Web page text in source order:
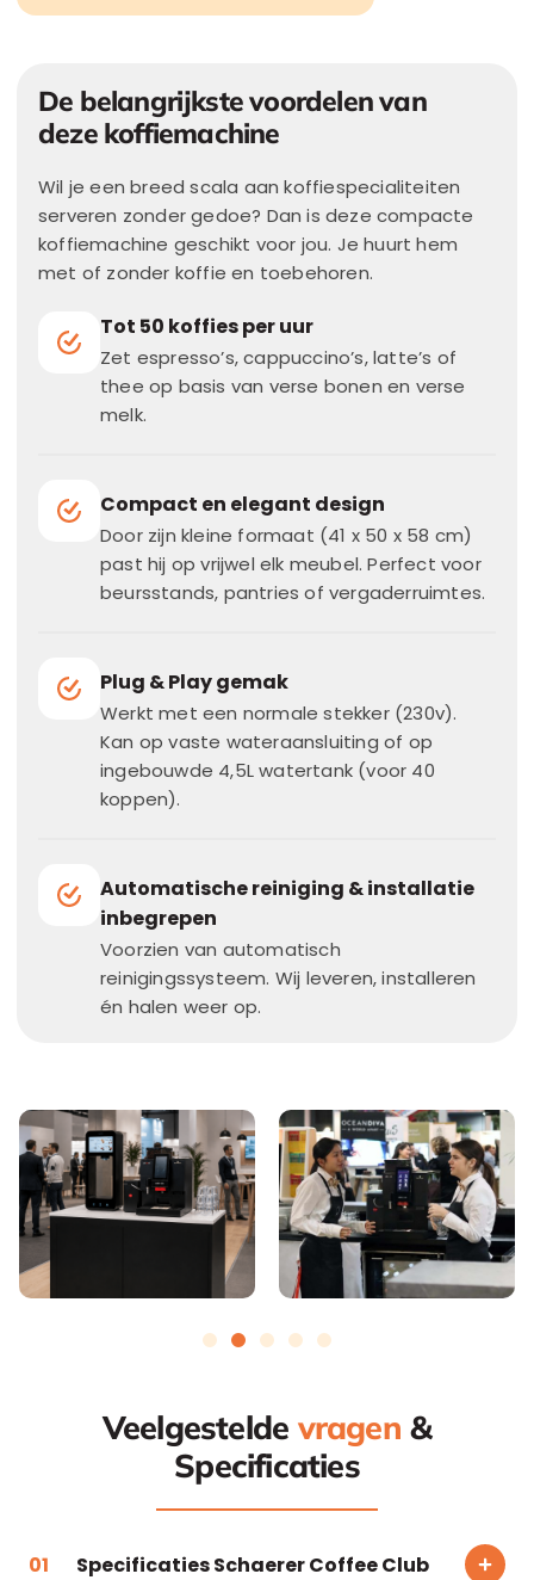
De belangrijkste voordelen van
deze koffiemachine
Wil je een breed scala aan koffiespecialiteiten
serveren zonder gedoe? Dan is deze compacte
koffiemachine geschikt voor jou. Je huurt hem
met of zonder koffie en toebehoren.
Tot 50 koffies per uur
Zet espresso’s, cappuccino’s, latte’s of
thee op basis van verse bonen en verse
melk.
Compact en elegant design
Door zijn kleine formaat (41 x 50 x 58 cm)
past hij op vrijwel elk meubel. Perfect voor
beursstands, pantries of vergaderruimtes.
Plug & Play gemak
Werkt met een normale stekker (230v).
Kan op vaste wateraansluiting of op
ingebouwde 4,5L watertank (voor 40
koppen).
Automatische reiniging & installatie
inbegrepen
Voorzien van automatisch
reinigingssysteem. Wij leveren, installeren
én halen weer op.
Veelgestelde vragen &
Specificaties
Specificaties Schaerer Coffee Club